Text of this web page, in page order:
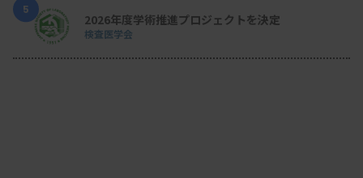
5
2026年度学術推進プロジェクトを決定
検査医学会